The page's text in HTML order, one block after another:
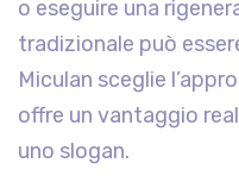
o eseguire una
tradizionale può
Miculan sceglie
offre un vantaggio
uno slogan.